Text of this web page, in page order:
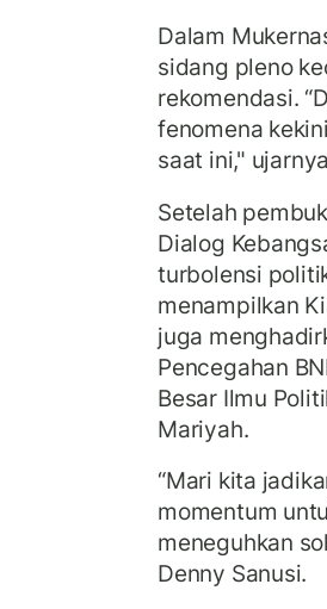
Dalam
sidang pleno
rekomendasi.
fenomena
saat ini,"
Setelah
Dialog
turbolensi
menampilkan
juga
Pencegahan
Besar Ilmu
Mariyah.
“Mari kita
momentum
meneguhkan
Denny Sanusi.